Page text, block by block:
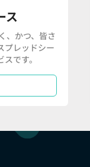
ス
、かつ、皆さ
プレッドシー
です。